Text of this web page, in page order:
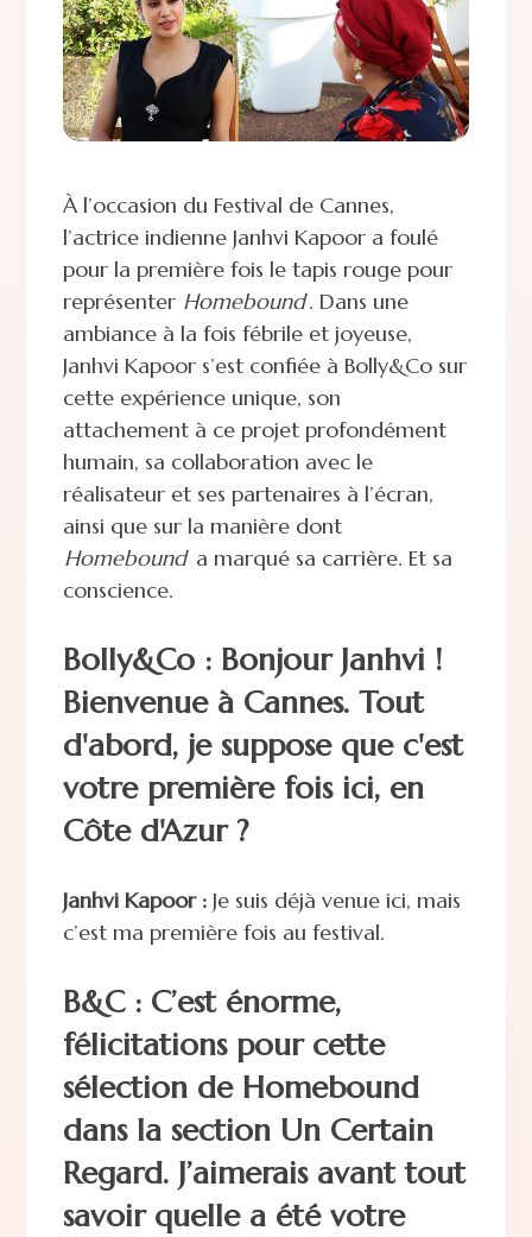
À l’occasion du Festival de Cannes,
l’actrice indienne Janhvi Kapoor a foulé
pour la première fois le tapis rouge pour
représenter Homebound. Dans une
ambiance à la fois fébrile et joyeuse,
Janhvi Kapoor s’est confiée à Bolly&Co sur
cette expérience unique, son
attachement à ce projet profondément
humain, sa collaboration avec le
réalisateur et ses partenaires à l’écran,
ainsi que sur la manière dont
Homebound a marqué sa carrière. Et sa
conscience.
Bolly&Co : Bonjour Janhvi !
Bienvenue à Cannes. Tout
d'abord, je suppose que c'est
votre première fois ici, en
Côte d'Azur ?
Janhvi Kapoor :Je suis déjà venue ici, mais
c’est ma première fois au festival.
B&C : C’est énorme,
félicitations pour cette
sélection de Homebound
dans la section Un Certain
Regard. J’aimerais avant tout
savoir quelle a été votre